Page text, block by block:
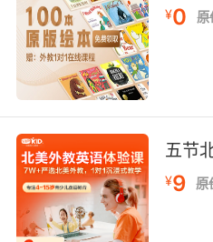
肯纪念堂，空间感知增
的理解。教育神经科学
言记忆留存率提升65%
VIPKID科技赋能人文的
打开人文宝库的钥匙。
化-思维三位一体的教学
空界限，转化为可感知
来研究可深入探索演讲
制，开发基于脑科学的
¥0
五节
¥9 原